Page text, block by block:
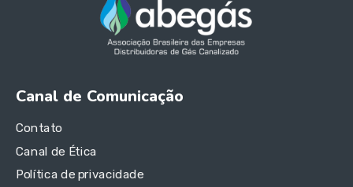
Canal de Comunicação
Contato
Canal de Ética
Política de privacidade